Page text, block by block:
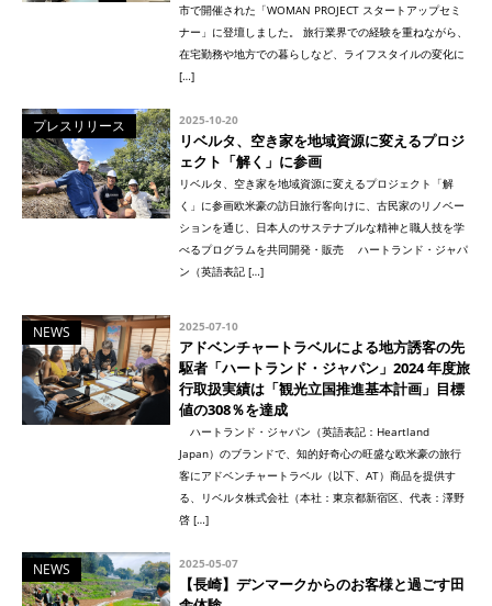
市で開催された「WOMAN PROJECT スタートアップセミ
ナー」に登壇しました。 旅行業界での経験を重ねながら、
在宅勤務や地方での暮らしなど、ライフスタイルの変化に
[…]
プレスリリース 2025-10-20
リベルタ、空き家を地域資源に変えるプロジ
ェクト「解く」に参画
リベルタ、空き家を地域資源に変えるプロジェクト「解
く」に参画欧米豪の訪日旅行客向けに、古民家のリノベー
ションを通じ、日本人のサステナブルな精神と職人技を学
べるプログラムを共同開発・販売 ハートランド・ジャパ
ン（英語表記 […]
NEWS 2025-07-10
アドベンチャートラベルによる地方誘客の先
駆者「ハートランド・ジャパン」2024 年度旅
行取扱実績は「観光立国推進基本計画」目標
値の308％を達成
ハートランド・ジャパン（英語表記：Heartland
Japan）のブランドで、知的好奇心の旺盛な欧米豪の旅行
客にアドベンチャートラベル（以下、AT）商品を提供す
る、リベルタ株式会社（本社：東京都新宿区、代表：澤野
啓 […]
NEWS 2025-05-07
【長崎】デンマークからのお客様と過ごす田